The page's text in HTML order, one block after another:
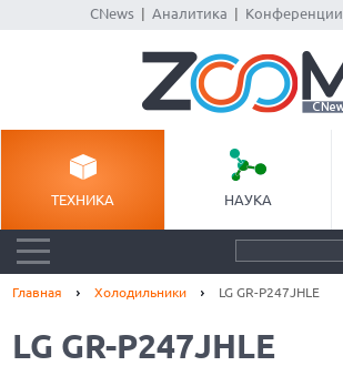
CNews| Аналитика Конференции
ТЕХНИКА НАУКА
Главная Холодильники LG GR-P247JHLE
LG GR-P247JHLE